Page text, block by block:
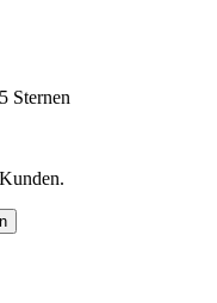
Sternen